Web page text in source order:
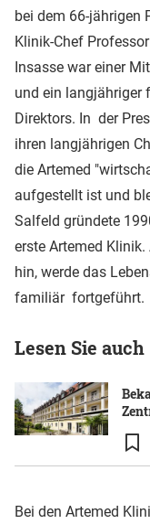
bei dem 66-jährigen
Klinik-Chef
Insasse war einer
und ein langjähriger
Direktors. In der
ihren langjährigen
die Artemed
aufgestellt ist und
Salfeld gründete
erste Artemed
hin, werde das
familiär fortgeführt.
Lesen Sie auch
Bei den Artemed